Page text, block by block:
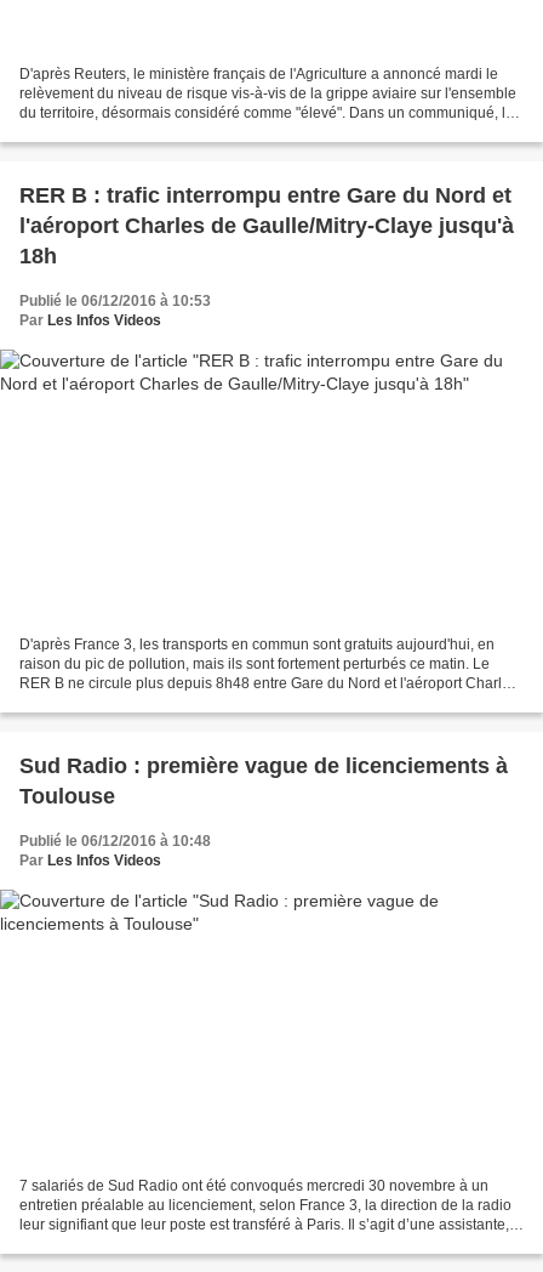
D'après Reuters, le ministère français de l'Agriculture a annoncé mardi le
relèvement du niveau de risque vis-à-vis de la grippe aviaire sur l'ensemble
du territoire, désormais considéré comme "élevé". Dans un communiqué, le
RER B : trafic interrompu entre Gare du Nord et
l'aéroport Charles de Gaulle/Mitry-Claye jusqu'à
18h
Publié le 06/12/2016 à 10:53
Par Les Infos Videos
D'après France 3, les transports en commun sont gratuits aujourd'hui, en
raison du pic de pollution, mais ils sont fortement perturbés ce matin. Le
RER B ne circule plus depuis 8h48 entre Gare du Nord et l'aéroport Charles
Sud Radio : première vague de licenciements à
Toulouse
Publié le 06/12/2016 à 10:48
Par Les Infos Videos
7 salariés de Sud Radio ont été convoqués mercredi 30 novembre à un
entretien préalable au licenciement, selon France 3, la direction de la radio
leur signifiant que leur poste est transféré à Paris. Il s’agit d’une assistante,